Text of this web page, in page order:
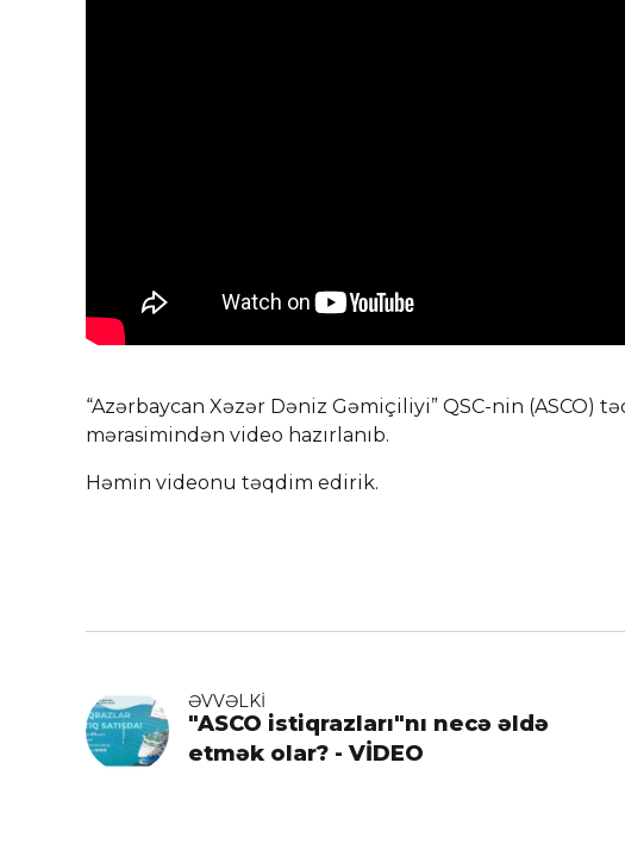
“Azərbaycan Xəzər Dəniz Gəmiçiliyi” QSC-nin (ASCO)
mərasimindən video hazırlanıb.
Həmin videonu təqdim edirik.
ƏVVƏLKI
"ASCO istiqrazları"nı necə əldə
etmək olar? - VİDEO